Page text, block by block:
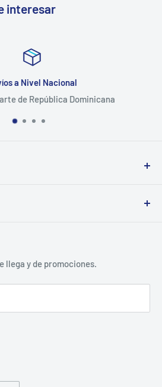
interesar
a Nivel Nacional
de República Dominicana
llega y de promociones.